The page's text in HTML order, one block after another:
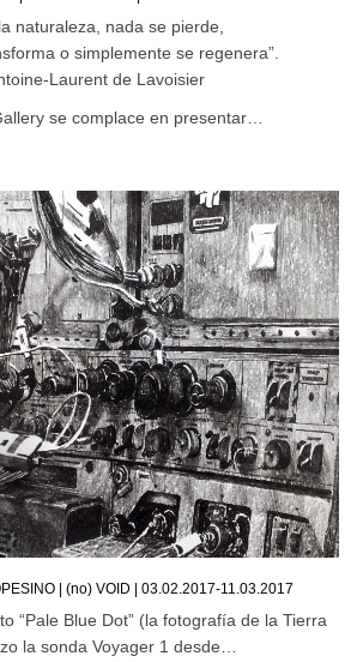
naturaleza, nada se pierde,
o simplemente se regenera”.
Laurent de Lavoisier
se complace en presentar…
| (no) VOID | 03.02.2017-11.03.2017
“Pale Blue Dot” (la fotografía de la Tierra
la sonda Voyager 1 desde…